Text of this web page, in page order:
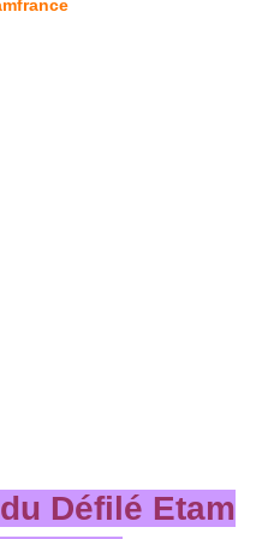
Défilé Etam